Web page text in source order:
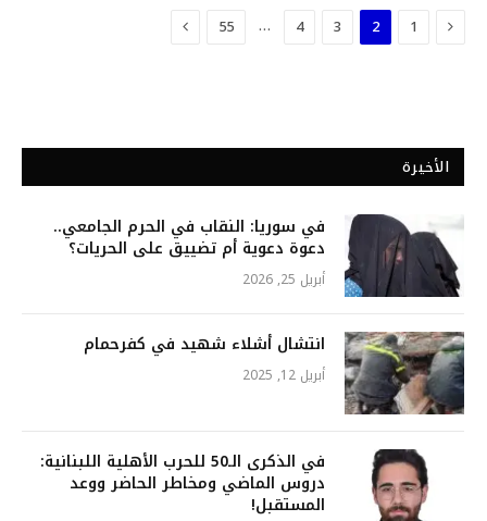
السابق
1
2
3
4
…
55 التالي
الأخيرة
في سوريا: النقاب في الحرم الجامعي..
دعوة دعوية أم تضييق على الحريات؟
أبريل 25, 2026
انتشال أشلاء شهيد في كفرحمام
أبريل 12, 2025
في الذكرى الـ50 للحرب الأهلية اللبنانية:
دروس الماضي ومخاطر الحاضر ووعد
المستقبل!